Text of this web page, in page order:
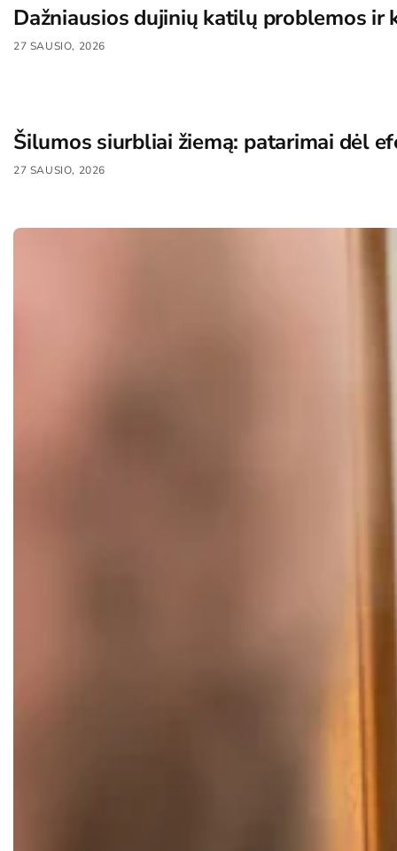
Dažniausios dujinių katilų problemos ir
27 SAUSIO, 2026
Šilumos siurbliai žiemą: patarimai dėl
27 SAUSIO, 2026